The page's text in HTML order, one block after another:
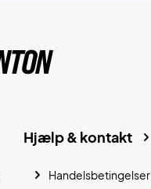
Hjælp & kontakt
Handelsbetingelser